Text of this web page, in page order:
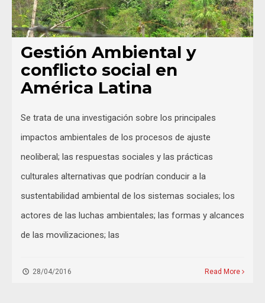
Gestión Ambiental y
conflicto social en
América Latina
Se trata de una investigación sobre los principales
impactos ambientales de los procesos de ajuste
neoliberal; las respuestas sociales y las prácticas
culturales alternativas que podrían conducir a la
sustentabilidad ambiental de los sistemas sociales; los
actores de las luchas ambientales; las formas y alcances
de las movilizaciones; las
28/04/2016 Read More